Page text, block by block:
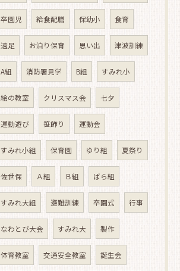
卒園児 給食配膳 保幼小 食育
遠足 お泊り保育 思い出 津波訓練
A組 消防署見学 B組 すみれ小
絵の教室 クリスマス会 七夕
運動遊び 笹飾り 運動会
すみれ小組 保育園 ゆり組 夏祭り
佐世保 Ａ組 Ｂ組 ばら組
すみれ大組 避難訓練 卒園式 行事
なわとび大会 すみれ大 製作
体育教室 交通安全教室 誕生会